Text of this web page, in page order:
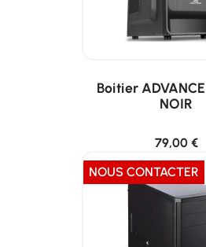
Boitier
NOIR
79,00 €
NOUS CONTACTER